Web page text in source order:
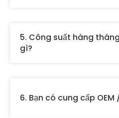
5. Công suất hàng
gì?
6. Bạn có cung cấp OEM